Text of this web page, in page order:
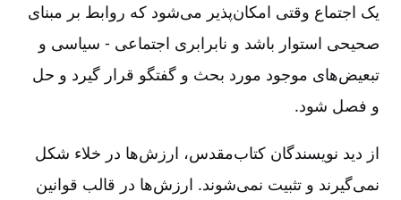
یک اجتماع وقتی امکان‌پذیر می‌شود که روابط بر مبنای
صحیحی استوار باشد و نابرابری اجتماعی -‏‏ سیاسی و
تبعیض‌های موجود مورد بحث و گفتگو قرار گیرد و حل
و فصل شود.
از دید نویسندگان کتاب‌مقدس، ارزش‌ها در خلاء شکل
نمی‌گیرند و تثبیت نمی‌شوند. ارزش‌ها در قالب قوانین